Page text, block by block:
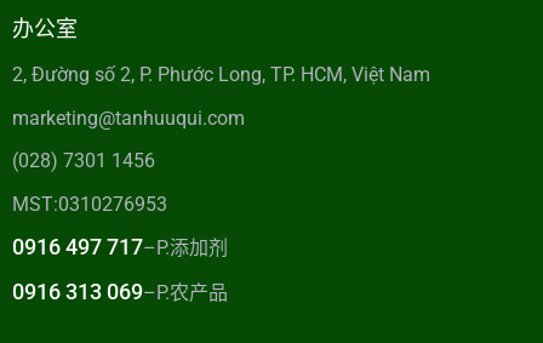
办公室
2, Đường số 2, P. Phước Long, TP. HCM, Việt Nam
marketing@tanhuuqui.com
(028) 7301 1456
MST:0310276953
0916 497 717–P.添加剂
0916 313 069–P.农产品